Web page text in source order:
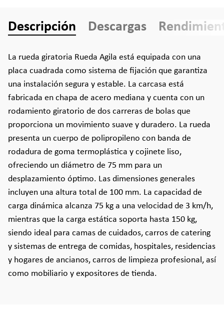
Descripción Descargas
La rueda giratoria Rueda Agila está equipada con una
placa cuadrada como sistema de fijación que garantiza
una instalación segura y estable. La carcasa está
fabricada en chapa de acero mediana y cuenta con un
rodamiento giratorio de dos carreras de bolas que
proporciona un movimiento suave y duradero. La rueda
presenta un cuerpo de polipropileno con banda de
rodadura de goma termoplástica y cojinete liso,
ofreciendo un diámetro de 75 mm para un
desplazamiento óptimo. Las dimensiones generales
incluyen una altura total de 100 mm. La capacidad de
carga dinámica alcanza 75 kg a una velocidad de 3 km/h,
mientras que la carga estática soporta hasta 150 kg,
siendo ideal para camas de cuidados, carros de catering
y sistemas de entrega de comidas, hospitales, residencias
y hogares de ancianos, carros de limpieza profesional, así
como mobiliario y expositores de tienda.